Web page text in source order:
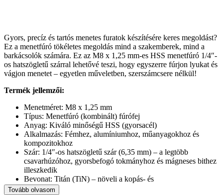
Gyors, precíz és tartós menetes furatok készítésére keres megoldást?
Ez a menetfúró tökéletes megoldás mind a szakemberek, mind a
barkácsolók számára. Ez az M8 x 1,25 mm-es HSS menetfúró 1/4″-
os hatszögletű szárral lehetővé teszi, hogy egyszerre fúrjon lyukat és
vágjon menetet – egyetlen műveletben, szerszámcsere nélkül!
Termék jellemzői:
Menetméret: M8 x 1,25 mm
Típus: Menetfúró (kombinált) fúrófej
Anyag: Kiváló minőségű HSS (gyorsacél)
Alkalmazás: Fémhez, alumíniumhoz, műanyagokhoz és
kompozitokhoz
Szár: 1/4″-os hatszögletű szár (6,35 mm) – a legtöbb
csavarhúzóhoz, gyorsbefogó tokmányhoz és mágneses bithez
illeszkedik
Bevonat: Titán (TiN) – növeli a kopás- és
hőmérsékletállóságot
Tovább olvasom